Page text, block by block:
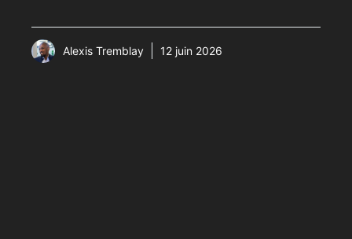
Alexis Tremblay 12 juin 2026